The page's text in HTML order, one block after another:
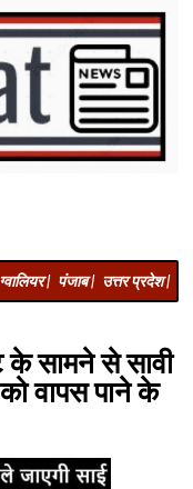
ग्वालियर | पंजाब | उत्तर प्रदेश |
के सामने से सावी
वापस पाने के